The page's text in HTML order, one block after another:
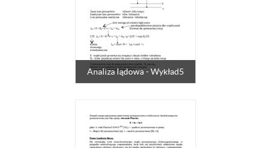
Analiza lądowa - Wykład5